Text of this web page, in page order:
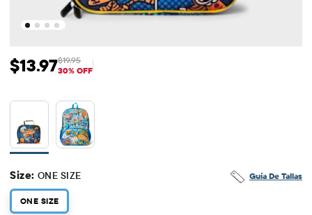
Precio de venta: $13.97
$13.97 Precio original: $19.95
$19.95
30% OFF
Guía De Tallas
Size: ONE SIZE
ONE SIZE